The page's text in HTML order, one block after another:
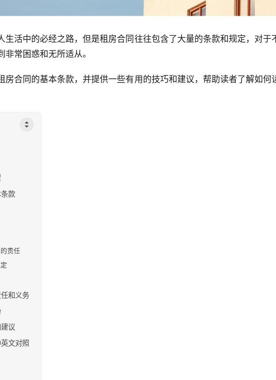
生活中的必经之路，但是租房合同往往包含了大量的条款和规定，对于
非常困惑和无所适从。
房合同的基本条款，并提供一些有用的技巧和建议，帮助读者了解如何
款
责任
和义务
议
文对照